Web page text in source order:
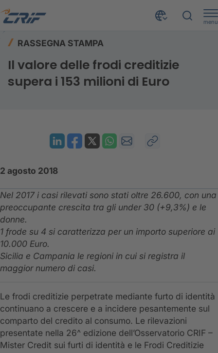
menu
RASSEGNA STAMPA
Il valore delle frodi creditizie
supera i 153 milioni di Euro
2 agosto 2018
Nel 2017 i casi rilevati sono stati oltre 26.600, con una
preoccupante crescita tra gli under 30 (+9,3%) e le
donne.
1 frode su 4 si caratterizza per un importo superiore ai
10.000 Euro.
Sicilia e Campania le regioni in cui si registra il
maggior numero di casi.
Le frodi creditizie perpetrate mediante furto di identità
continuano a crescere e a incidere pesantemente sul
comparto del credito al consumo. Le rilevazioni
presentate nella 26^ edizione dell’Osservatorio CRIF –
Mister Credit sui furti di identità e le Frodi Creditizie